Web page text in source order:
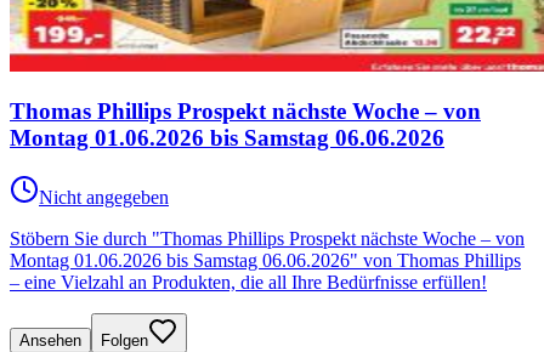
Thomas Phillips Prospekt nächste Woche – von
Montag 01.06.2026 bis Samstag 06.06.2026
Nicht angegeben
Stöbern Sie durch "Thomas Phillips Prospekt nächste Woche – von
Montag 01.06.2026 bis Samstag 06.06.2026" von Thomas Phillips
– eine Vielzahl an Produkten, die all Ihre Bedürfnisse erfüllen!
Ansehen Folgen